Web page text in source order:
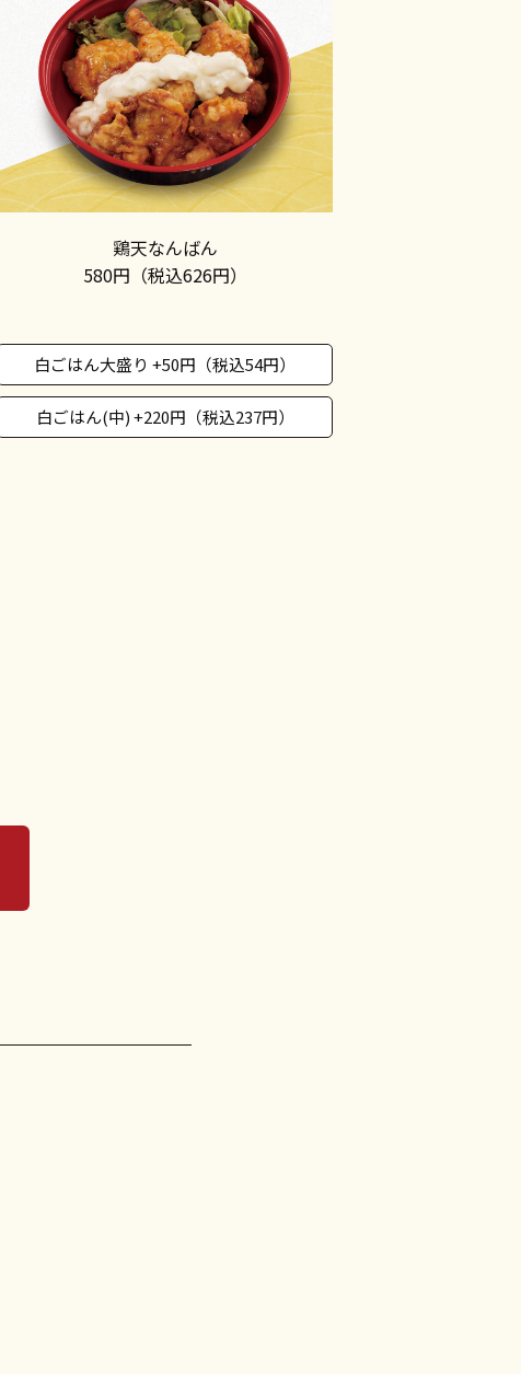
鶏天なんばん
580円（税込626円）
白ごはん大盛り +50円（税込54円）
白ごはん(中) +220円（税込237円）